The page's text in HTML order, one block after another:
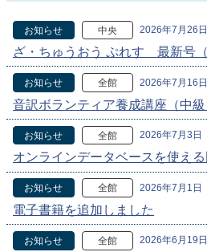
お知らせ 中央 2026年7月26日
ざ・ちゅうおう ぷれす 最新号（
お知らせ 全館 2026年7月16日
音訳ボランティア養成講座（中級
お知らせ 全館 2026年7月3日
オンラインデータベースを使え
お知らせ 全館 2026年7月1日
電子書籍を追加しました
お知らせ 全館 2026年6月19日